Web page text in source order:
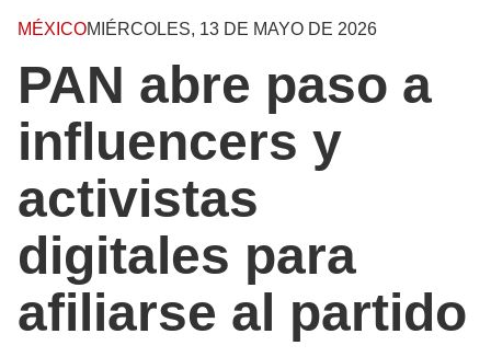
MÉXICOMIÉRCOLES, 13 DE MAYO DE 2026
PAN abre paso a
influencers y
activistas
digitales para
afiliarse al partido